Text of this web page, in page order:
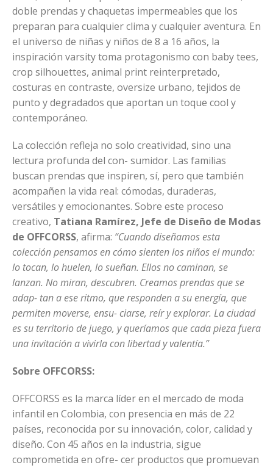
doble prendas y chaquetas impermeables que los
preparan para cualquier clima y cualquier aventura. En
el universo de niñas y niños de 8 a 16 años, la
inspiración varsity toma protagonismo con baby tees,
crop silhouettes, animal print reinterpretado,
costuras en contraste, oversize urbano, tejidos de
punto y degradados que aportan un toque cool y
contemporáneo.
La colección refleja no solo creatividad, sino una
lectura profunda del con- sumidor. Las familias
buscan prendas que inspiren, sí, pero que también
acompañen la vida real: cómodas, duraderas,
versátiles y emocionantes. Sobre este proceso
creativo, Tatiana Ramírez, Jefe de Diseño de Modas
de OFFCORSS, afirma: “Cuando diseñamos esta
colección pensamos en cómo sienten los niños el mundo:
lo tocan, lo huelen, lo sueñan. Ellos no caminan, se
lanzan. No miran, descubren. Creamos prendas que se
adap- tan a ese ritmo, que responden a su energía, que
permiten moverse, ensu- ciarse, reír y explorar. La ciudad
es su territorio de juego, y queríamos que cada pieza fuera
una invitación a vivirla con libertad y valentía.”
Sobre OFFCORSS:
OFFCORSS es la marca líder en el mercado de moda
infantil en Colombia, con presencia en más de 22
países, reconocida por su innovación, color, calidad y
diseño. Con 45 años en la industria, sigue
comprometida en ofre- cer productos que promuevan